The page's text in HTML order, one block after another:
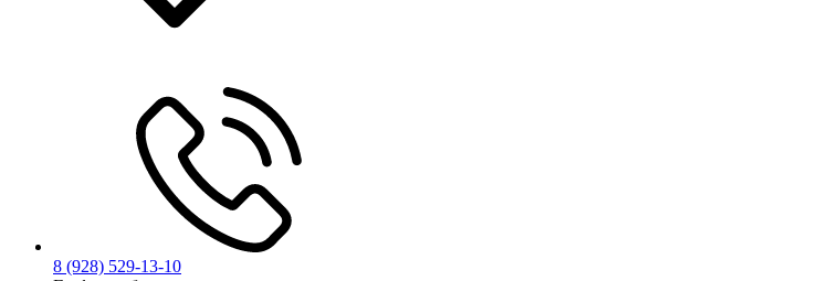
8 (928) 529-13-10